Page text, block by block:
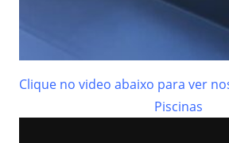
Clique no video abaixo para ver
Piscinas